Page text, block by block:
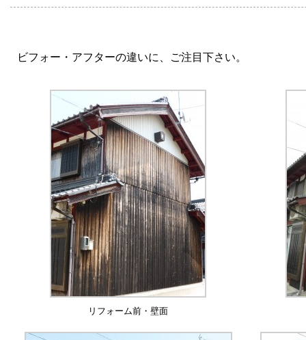
ビフォー・アフターの違いに、ご注目下さい。
リフォーム前・壁面